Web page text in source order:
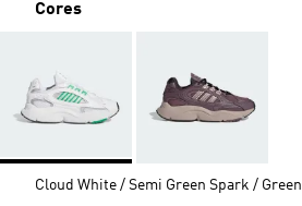
Cores
Cloud White / Semi Green Spark / Green